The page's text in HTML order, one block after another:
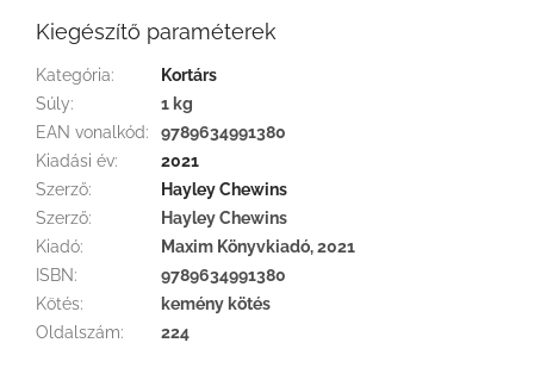
Kiegészítő paraméterek
Kategória:
Kortárs
Súly:
1 kg
EAN vonalkód:
9789634991380
Kiadási év:
2021
Szerző:
Hayley Chewins
Szerző:
Hayley Chewins
Kiadó:
Maxim Könyvkiadó, 2021
ISBN:
9789634991380
Kötés:
kemény kötés
Oldalszám: 224